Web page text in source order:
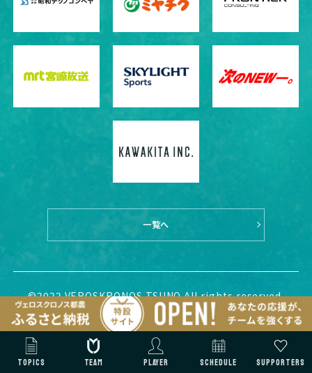
一覧へ
©2022 VEROSKRONOS TSUNO All rights reserved.
TOPICS TEAM PLAYER SCHEDULE SUPPORTERS